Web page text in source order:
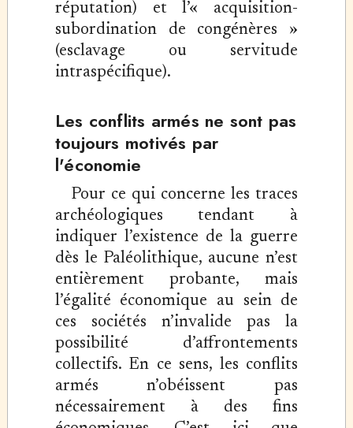
réputation) et l’« acquisition-
subordination de congénères »
(esclavage ou servitude
intraspécifique).
Les conflits armés ne sont pas
toujours motivés par
l'économie
Pour ce qui concerne les traces
archéologiques tendant à
indiquer l’existence de la guerre
dès le Paléolithique, aucune n’est
entièrement probante, mais
l’égalité économique au sein de
ces sociétés n’invalide pas la
possibilité d’affrontements
collectifs. En ce sens, les conflits
armés n’obéissent pas
nécessairement à des fins